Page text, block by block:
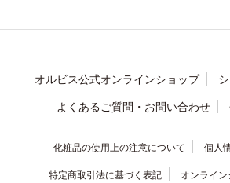
オルビス公式オンラインショップ
よくあるご質問・お問い合わせ
化粧品の使用上の注意について 個人
特定商取引法に基づく表記 オンライ